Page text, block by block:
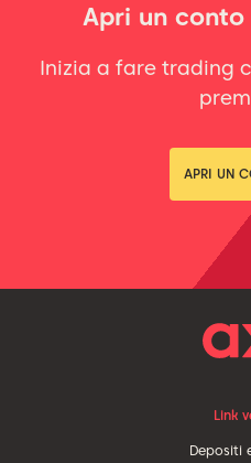
Apri un
Inizia a fare trading
APRI UN
Link
Depositi